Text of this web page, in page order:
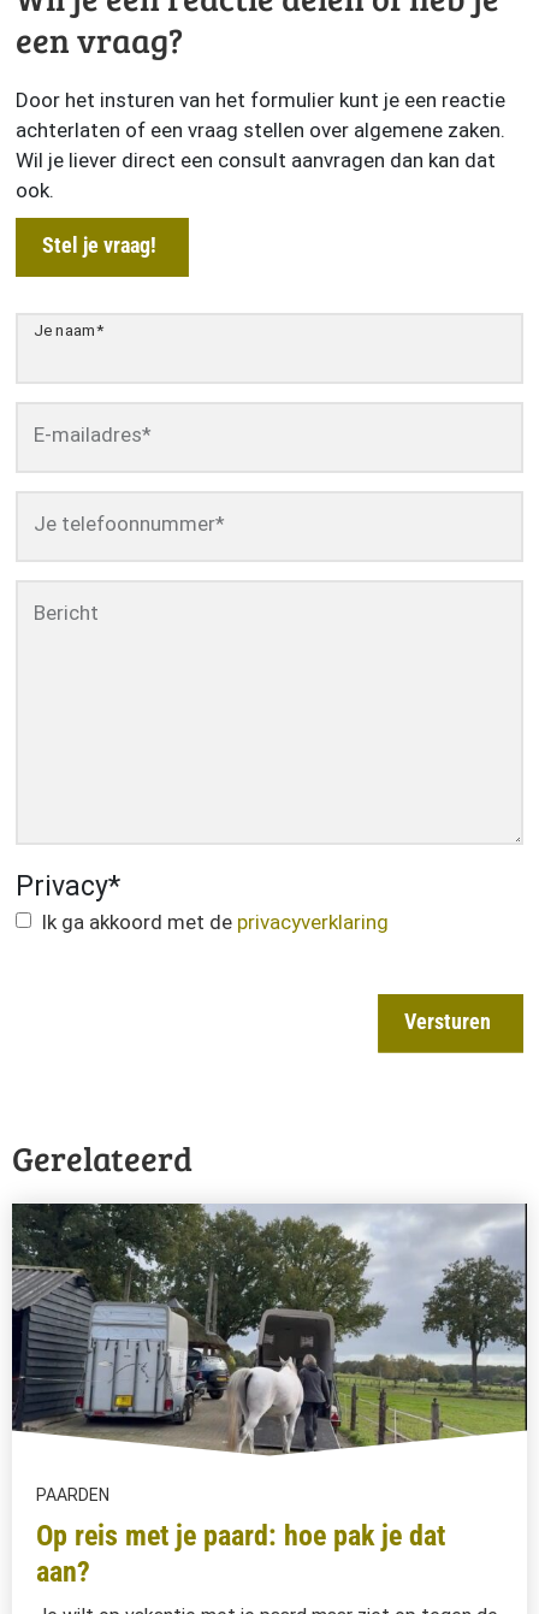
een vraag?
Door het insturen van het formulier kunt je een reactie
achterlaten of een vraag stellen over algemene zaken.
Wil je liever direct een consult aanvragen dan kan dat
ook.
Stel je vraag!
Je naam*
E-mailadres*
Je telefoonnummer*
Bericht
Privacy*
Ik ga akkoord met de privacyverklaring
Versturen
Gerelateerd
PAARDEN
Op reis met je paard: hoe pak je dat
aan?